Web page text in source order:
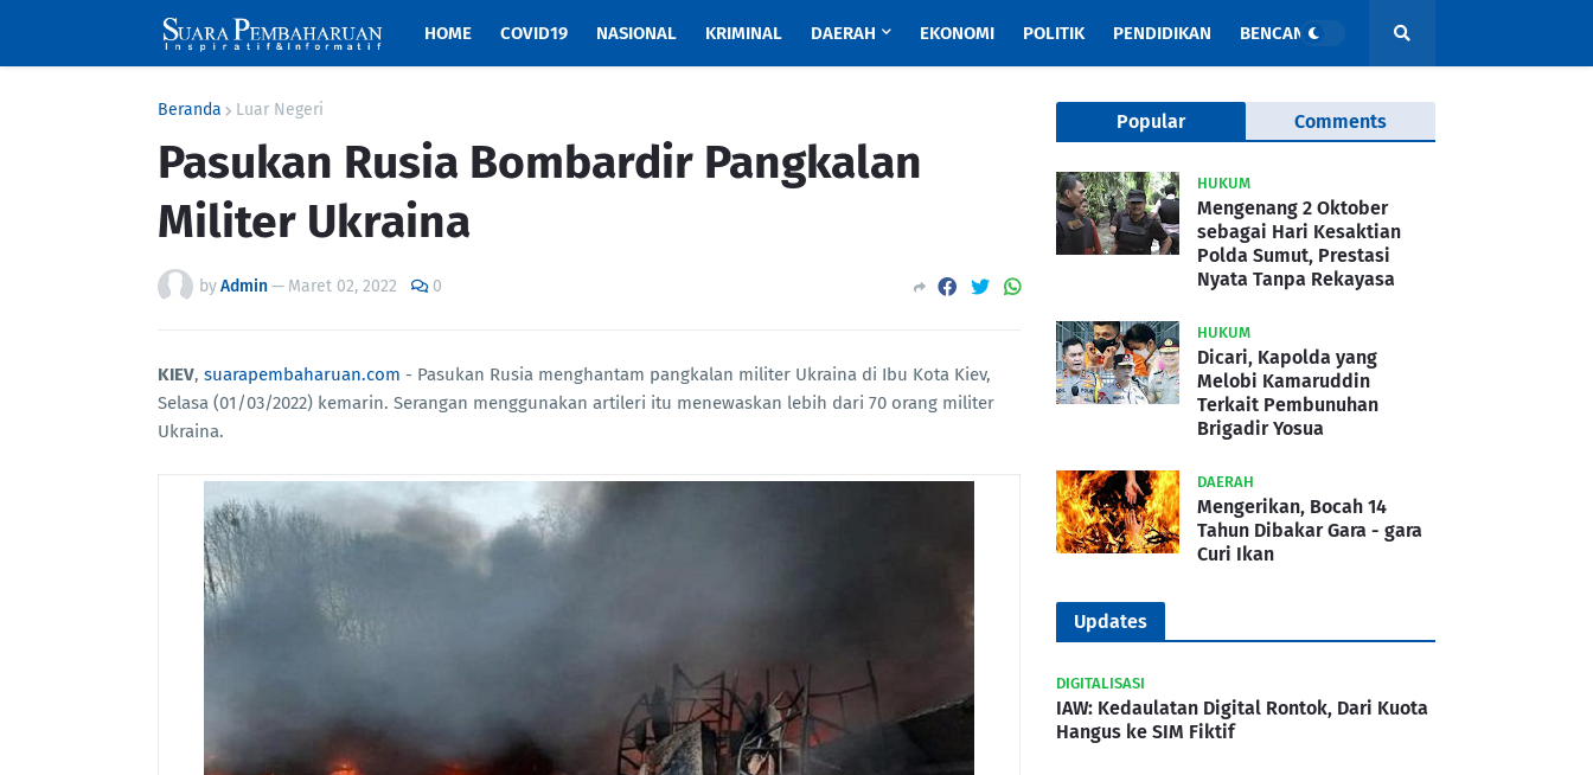
HOME COVID19 NASIONAL KRIMINAL DAERAH EKONOMI POLITIK PENDIDIKAN BENCANA
Beranda Luar Negeri
Pasukan Rusia Bombardir Pangkalan
Militer Ukraina
byAdmin— Maret 02, 2022 0
KIEV, suarapembaharuan.com - Pasukan Rusia menghantam pangkalan militer Ukraina di Ibu Kota Kiev,
Selasa (01/03/2022) kemarin. Serangan menggunakan artileri itu menewaskan lebih dari 70 orang militer
Ukraina.
Popular Comments
HUKUM
Mengenang 2 Oktober
sebagai Hari Kesaktian
Polda Sumut, Prestasi
Nyata Tanpa Rekayasa
HUKUM
Dicari, Kapolda yang
Melobi Kamaruddin
Terkait Pembunuhan
Brigadir Yosua
DAERAH
Mengerikan, Bocah 14
Tahun Dibakar Gara - gara
Curi Ikan
Updates
DIGITALISASI
IAW: Kedaulatan Digital Rontok, Dari Kuota
Hangus ke SIM Fiktif